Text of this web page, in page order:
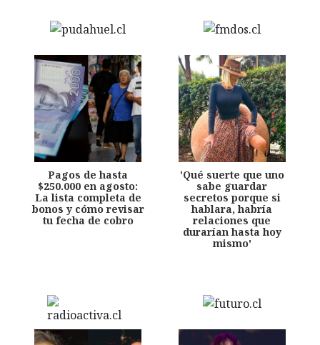
Pagos de hasta
$250.000 en agosto:
La lista completa de
bonos y cómo revisar
tu fecha de cobro
'Qué suerte que uno
sabe guardar
secretos porque si
hablara, habría
relaciones que
durarían hasta hoy
mismo'